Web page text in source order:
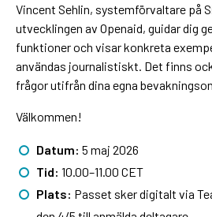
Vincent Sehlin, systemförvaltare på
utvecklingen av Openaid, guidar dig
funktioner och visar konkreta
användas journalistiskt. Det finns
frågor utifrån dina egna
Välkommen!
Datum: 5 maj 2026
Tid: 10.00–11.00 CET
Plats: Passet sker digitalt via